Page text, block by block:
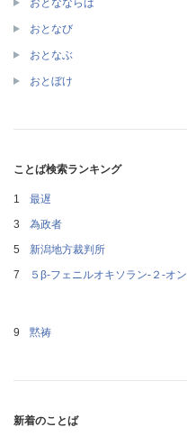
おとなならば
おとなび
おとなぶ
おとぼけ
ことば検索ランキング
最遅
為政者
新潟地方裁判所
５β‐フェニルオキソラン‐２‐オン
黙祷
新着のことば